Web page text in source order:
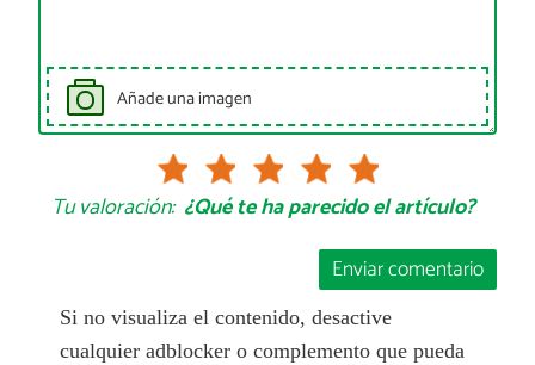
Añade una imagen
Tu valoración: ¿Qué te ha parecido el artículo?
Enviar comentario
Si no visualiza el contenido, desactive
cualquier adblocker o complemento que pueda